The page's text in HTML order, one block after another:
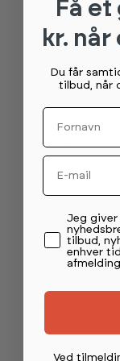
og en Keiser
- Pneumatisk
kan træne
og med
- Tæt på
Få
kr.
Du får
tilbud, når
Fornavn
Email
Permission
Jeg
tilbud,
enhver
Ved